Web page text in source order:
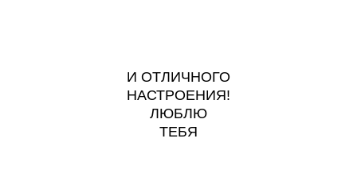
И ОТЛИЧНОГО
НАСТРОЕНИЯ!
ЛЮБЛЮ
ТЕБЯ